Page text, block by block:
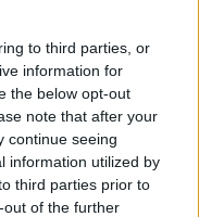
to third parties, or
information for
the below opt-out
note that after your
continue seeing
information utilized by
third parties prior to
of the further